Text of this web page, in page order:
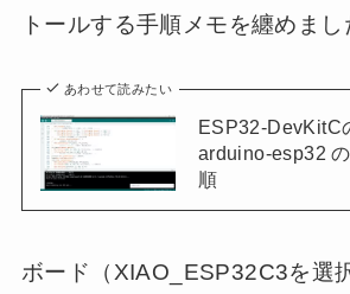
トールする手順メモを纏めまし
あわせて読みたい
ESP32-DevKitC
arduino-esp32
順
ボード（XIAO_ESP32C3を選